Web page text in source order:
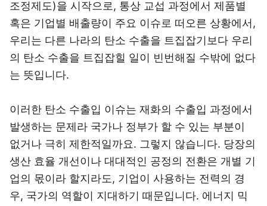
조정제도)을 시작으로, 통상 교섭 과정에서 제품별
혹은 기업별 배출량이 주요 이슈로 떠오른 상황에서,
우리는 다른 나라의 탄소 수출을 트집잡기보다 우리
의 탄소 수출을 트집잡힐 일이 빈번해질 수밖에 없다
는 뜻입니다.
이러한 탄소 수출입 이슈는 재화의 수출입 과정에서
발생하는 문제라 국가나 정부가 할 수 있는 부분이
없거나 극히 제한적일까요. 그렇지 않습니다. 당장의
생산 효율 개선이나 대대적인 공정의 전환은 개별 기
업의 몫이라 할지라도, 기업이 사용하는 전력의 경
우, 국가의 역할이 지대하기 때문입니다. 에너지 믹